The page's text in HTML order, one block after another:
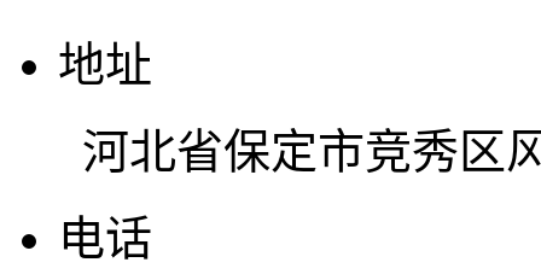
地址
河北省保定市竞秀区
电话